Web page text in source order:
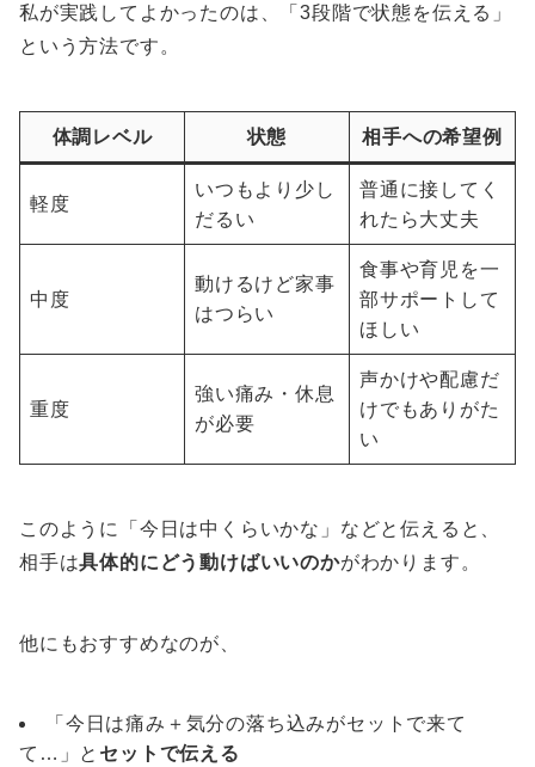
私が実践してよかったのは、「3段階で状態を伝える」
という方法です。
体調レベル 状態 相手への希望例
軽度
いつもより少し
だるい
普通に接してく
れたら大丈夫
中度
動けるけど家事
はつらい
食事や育児を一
部サポートして
ほしい
重度
強い痛み・休息
が必要
声かけや配慮だ
けでもありがた
い
このように「今日は中くらいかな」などと伝えると、
相手は具体的にどう動けばいいのかがわかります。
他にもおすすめなのが、
「今日は痛み＋気分の落ち込みがセットで来て
て…」と セットで伝える